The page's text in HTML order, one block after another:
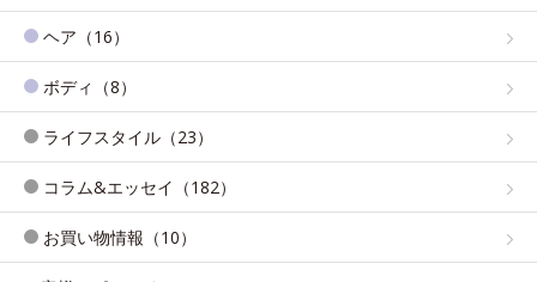
ヘア（16）
ボディ（8）
ライフスタイル（23）
コラム&エッセイ（182）
お買い物情報（10）